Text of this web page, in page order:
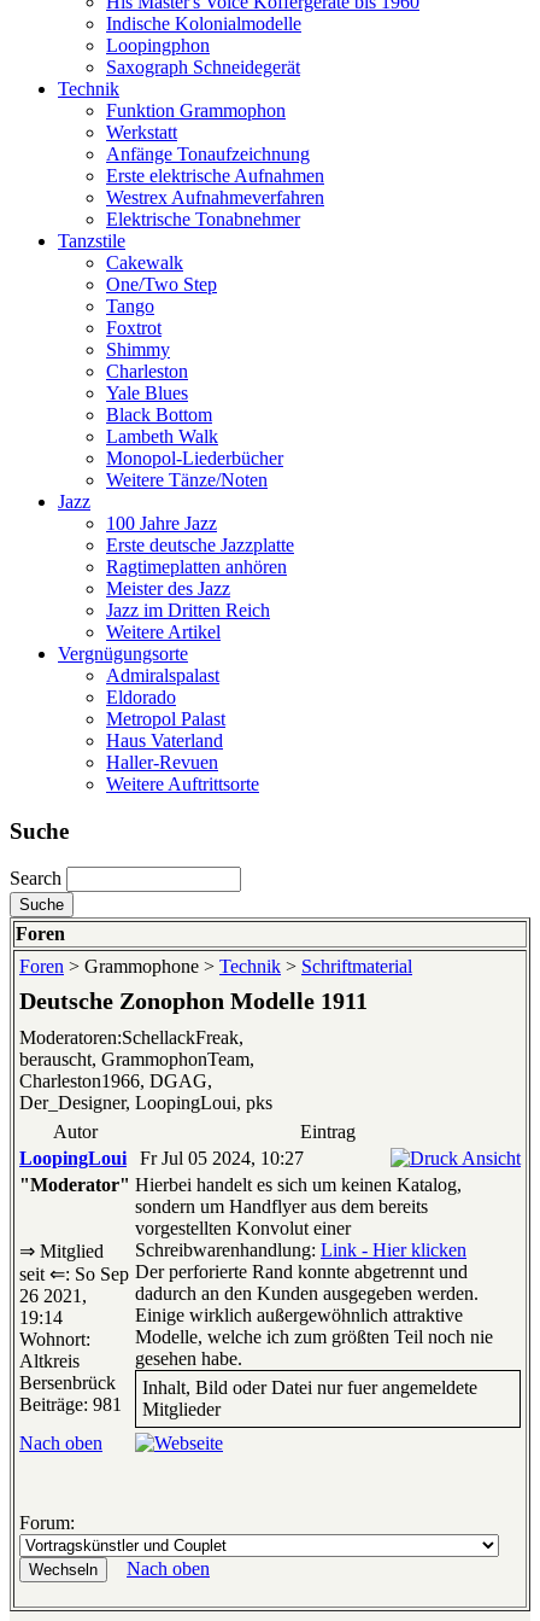
Indische Kolonialmodelle
Loopingphon
Saxograph Schneidegerät
Technik
Funktion Grammophon
Werkstatt
Anfänge Tonaufzeichnung
Erste elektrische Aufnahmen
Westrex Aufnahmeverfahren
Elektrische Tonabnehmer
Tanzstile
Cakewalk
One/Two Step
Tango
Foxtrot
Shimmy
Charleston
Yale Blues
Black Bottom
Lambeth Walk
Monopol-Liederbücher
Weitere Tänze/Noten
Jazz
100 Jahre Jazz
Erste deutsche Jazzplatte
Ragtimeplatten anhören
Meister des Jazz
Jazz im Dritten Reich
Weitere Artikel
Vergnügungsorte
Admiralspalast
Eldorado
Metropol Palast
Haus Vaterland
Haller-Revuen
Weitere Auftrittsorte
Suche
Search
Foren
Foren > Grammophone > Technik > Schriftmaterial
Deutsche Zonophon Modelle 1911
Moderatoren:SchellackFreak,
berauscht, GrammophonTeam,
Charleston1966, DGAG,
Der_Designer, LoopingLoui, pks
Autor
Eintrag
LoopingLoui
Fr Jul 05 2024, 10:27
"Moderator"
⇒ Mitglied
seit ⇐: So Sep
26 2021,
19:14
Wohnort:
Altkreis
Bersenbrück
Beiträge: 981
Hierbei handelt es sich um keinen Katalog,
sondern um Handflyer aus dem bereits
vorgestellten Konvolut einer
Schreibwarenhandlung: Link - Hier klicken
Der perforierte Rand konnte abgetrennt und
dadurch an den Kunden ausgegeben werden.
Einige wirklich außergewöhnlich attraktive
Modelle, welche ich zum größten Teil noch nie
gesehen habe.
Inhalt, Bild oder Datei nur fuer angemeldete
Mitglieder
Nach oben
Forum:
Nach oben